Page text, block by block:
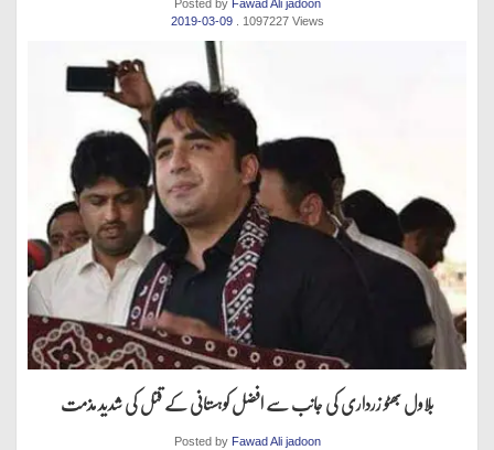
Posted by Fawad Ali jadoon
2019-03-09
. 1097227 Views
بلاول بھٹو زرداری کی جانب سے افضل کوہستانی کے قتل کی شدید مذمت
Posted by Fawad Ali jadoon